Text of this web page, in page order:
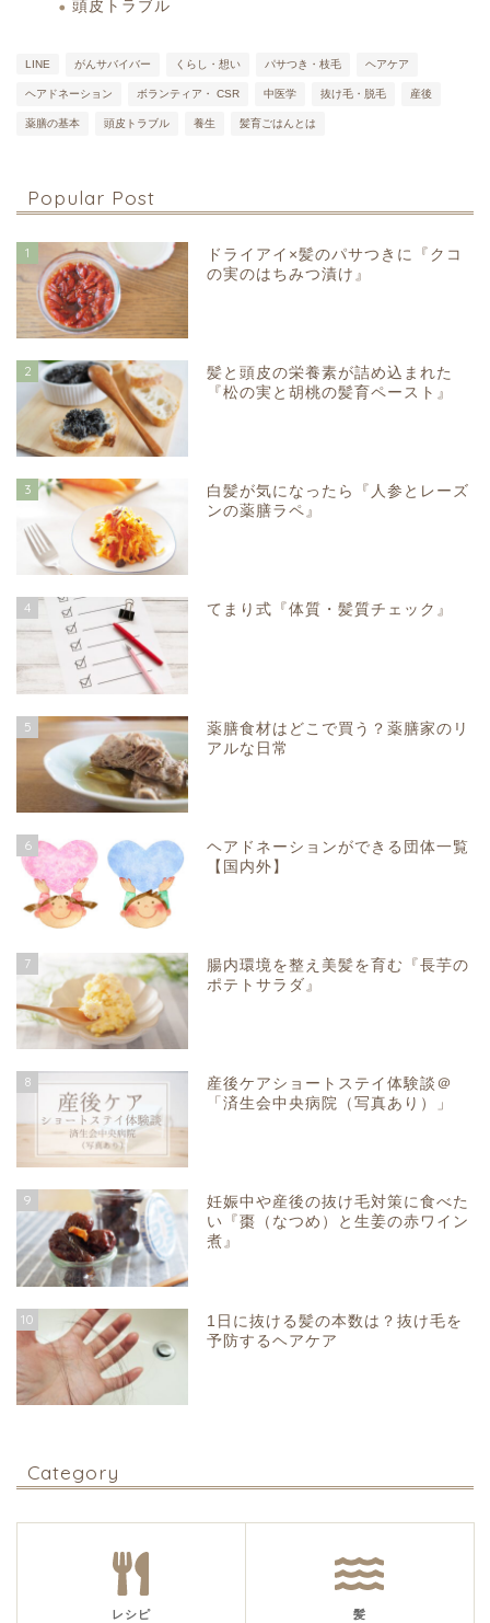
頭皮トラブル
LINE がんサバイバー くらし・想い パサつき・枝毛 ヘアケア
ヘアドネーション ボランティア・ CSR 中医学 抜け毛・脱毛 産後
薬膳の基本 頭皮トラブル 養生 髪育ごはんとは
Popular Post
1
ドライアイ×髪のパサつきに『クコ
の実のはちみつ漬け』
2
髪と頭皮の栄養素が詰め込まれた
『松の実と胡桃の髪育ペースト』
3
白髪が気になったら『人参とレーズ
ンの薬膳ラペ』
4 てまり式『体質・髪質チェック』
5
薬膳食材はどこで買う？薬膳家のリ
アルな日常
6
ヘアドネーションができる団体一覧
【国内外】
7
腸内環境を整え美髪を育む『長芋の
ポテトサラダ』
8
産後ケアショートステイ体験談＠
「済生会中央病院（写真あり）」
9
妊娠中や産後の抜け毛対策に食べた
い『棗（なつめ）と生姜の赤ワイン
煮』
10
1日に抜ける髪の本数は？抜け毛を
予防するヘアケア
Category
レシピ 髪